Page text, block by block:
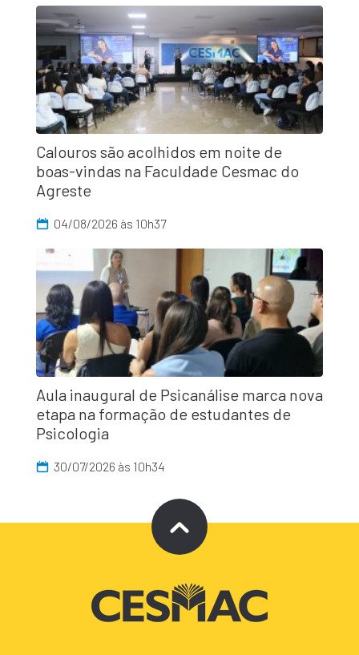
Calouros são acolhidos em noite de
boas-vindas na Faculdade Cesmac do
Agreste
04/08/2026 às 10h37
Aula inaugural de Psicanálise marca nova
etapa na formação de estudantes de
Psicologia
30/07/2026 às 10h34